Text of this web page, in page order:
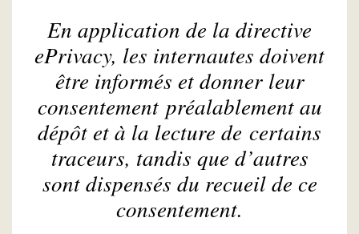
En application de la directive
ePrivacy, les internautes doivent
être informés et donner leur
consentement préalablement au
dépôt et à la lecture de certains
traceurs, tandis que d’autres
sont dispensés du recueil de ce
consentement.